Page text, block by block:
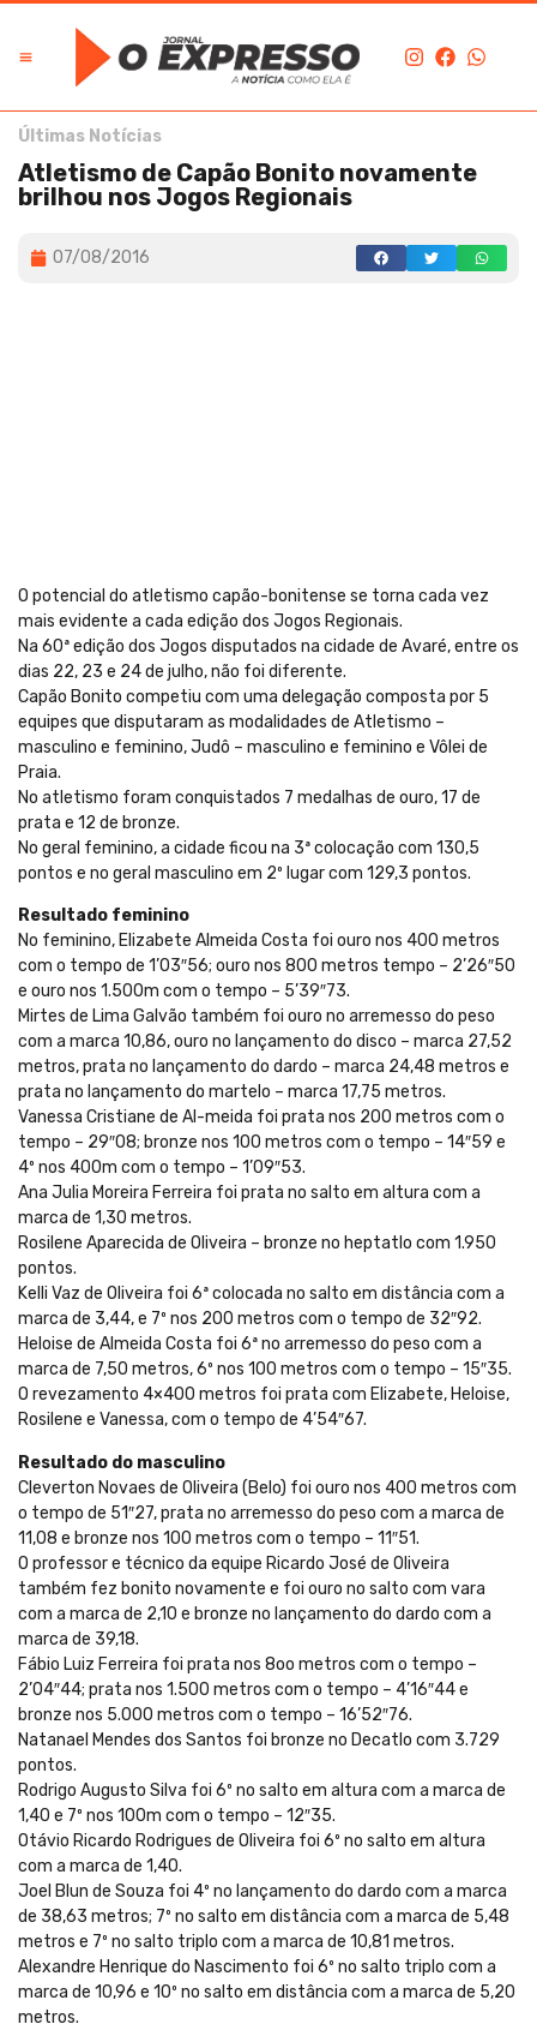
Últimas Notícias
Atletismo de Capão Bonito novamente
brilhou nos Jogos Regionais
07/08/2016
O potencial do atletismo capão-bonitense se torna cada vez
mais evidente a cada edição dos Jogos Regionais.
Na 60ª edição dos Jogos disputados na cidade de Avaré, entre os
dias 22, 23 e 24 de julho, não foi diferente.
Capão Bonito competiu com uma delegação composta por 5
equipes que disputaram as modalidades de Atletismo –
masculino e feminino, Judô – masculino e feminino e Vôlei de
Praia.
No atletismo foram conquistados 7 medalhas de ouro, 17 de
prata e 12 de bronze.
No geral feminino, a cidade ficou na 3ª colocação com 130,5
pontos e no geral masculino em 2º lugar com 129,3 pontos.
Resultado feminino
No feminino, Elizabete Almeida Costa foi ouro nos 400 metros
com o tempo de 1’03″56; ouro nos 800 metros tempo – 2’26″50
e ouro nos 1.500m com o tempo – 5’39″73.
Mirtes de Lima Galvão também foi ouro no arremesso do peso
com a marca 10,86, ouro no lançamento do disco – marca 27,52
metros, prata no lançamento do dardo – marca 24,48 metros e
prata no lançamento do martelo – marca 17,75 metros.
Vanessa Cristiane de Al-meida foi prata nos 200 metros com o
tempo – 29″08; bronze nos 100 metros com o tempo – 14″59 e
4º nos 400m com o tempo – 1’09″53.
Ana Julia Moreira Ferreira foi prata no salto em altura com a
marca de 1,30 metros.
Rosilene Aparecida de Oliveira – bronze no heptatlo com 1.950
pontos.
Kelli Vaz de Oliveira foi 6ª colocada no salto em distância com a
marca de 3,44, e 7º nos 200 metros com o tempo de 32″92.
Heloise de Almeida Costa foi 6ª no arremesso do peso com a
marca de 7,50 metros, 6º nos 100 metros com o tempo – 15″35.
O revezamento 4×400 metros foi prata com Elizabete, Heloise,
Rosilene e Vanessa, com o tempo de 4’54″67.
Resultado do masculino
Cleverton Novaes de Oliveira (Belo) foi ouro nos 400 metros com
o tempo de 51″27, prata no arremesso do peso com a marca de
11,08 e bronze nos 100 metros com o tempo – 11″51.
O professor e técnico da equipe Ricardo José de Oliveira
também fez bonito novamente e foi ouro no salto com vara
com a marca de 2,10 e bronze no lançamento do dardo com a
marca de 39,18.
Fábio Luiz Ferreira foi prata nos 8oo metros com o tempo –
2’04″44; prata nos 1.500 metros com o tempo – 4’16″44 e
bronze nos 5.000 metros com o tempo – 16’52″76.
Natanael Mendes dos Santos foi bronze no Decatlo com 3.729
pontos.
Rodrigo Augusto Silva foi 6º no salto em altura com a marca de
1,40 e 7º nos 100m com o tempo – 12″35.
Otávio Ricardo Rodrigues de Oliveira foi 6º no salto em altura
com a marca de 1,40.
Joel Blun de Souza foi 4º no lançamento do dardo com a marca
de 38,63 metros; 7º no salto em distância com a marca de 5,48
metros e 7º no salto triplo com a marca de 10,81 metros.
Alexandre Henrique do Nascimento foi 6º no salto triplo com a
marca de 10,96 e 10º no salto em distância com a marca de 5,20
metros.